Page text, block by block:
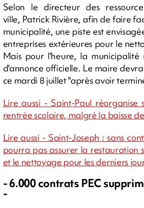
Selon le directeur des
ville, Patrick Rivière, afin de faire
municipalité, une piste est
entreprises extérieures pour le
Mais pour l'heure, la
d'annonce officielle. Le maire
ce mardi 8 juillet "après avoir
Lire aussi - Saint-Paul réorganise
rentrée scolaire, malgré la baisse
Lire aussi - Saint-Joseph : sans
pourra pas assurer la restauration
et le nettoyage pour les derniers
- 6.000 contrats PEC
-